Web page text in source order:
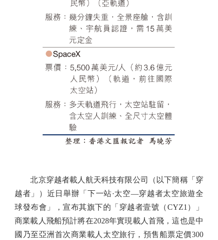
北京穿越者載人航天科技有限公司（以下簡稱「穿
越者」）近日舉辦「下一站·太空—穿越者太空旅遊全
球發布會」，宣布其旗下的「穿越者壹號（CYZ1）」
商業載人飛船預計將在2028年實現載人首飛，這也是中
國乃至亞洲首次商業載人太空旅行，預售船票定價300